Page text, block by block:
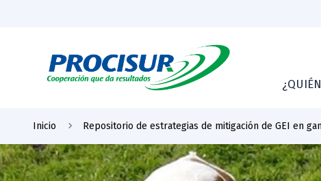
Inicio Repositorio de estrategias de mitigación de GEI en